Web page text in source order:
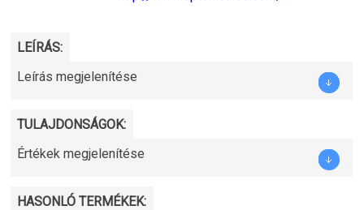
LEÍRÁS:
Leírás megjelenítése
TULAJDONSÁGOK:
Értékek megjelenítése
HASONLÓ TERMÉKEK: